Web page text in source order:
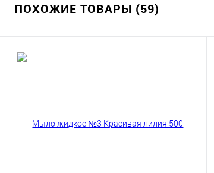
ПОХОЖИЕ ТОВАРЫ (59)